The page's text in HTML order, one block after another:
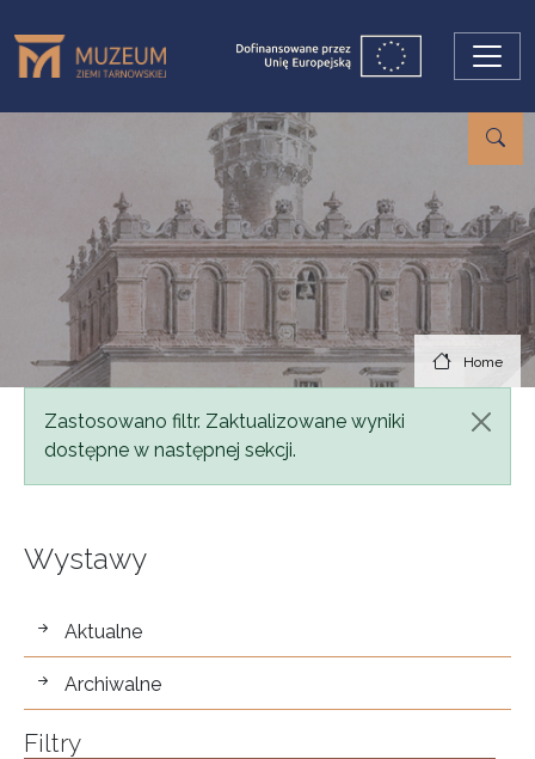
Home
Status message
Zastosowano filtr. Zaktualizowane wyniki
dostępne w następnej sekcji.
Wystawy
wystawy
Aktualne
Archiwalne
Filtry